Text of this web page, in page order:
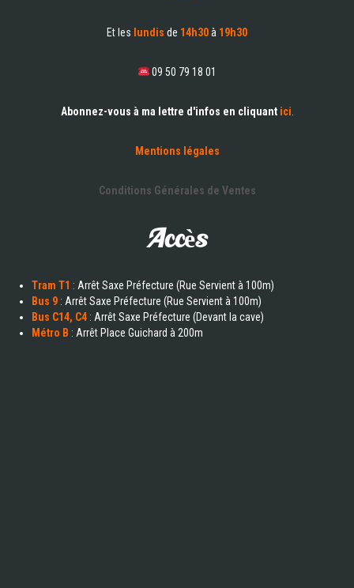
Et les lundis de 14h30à 19h30
09 50 79 18 01
Abonnez-vous à ma lettre d'infos en cliquant ici
Mentions légales
Conditions Générales de Ventes
Accès
Tram T1 : Arrêt Saxe Préfecture (Rue Servient à 100m)
Bus 9 : Arrêt Saxe Préfecture (Rue Servient à 100m)
Bus C14, C4 : Arrêt Saxe Préfecture (Devant la cave)
Métro B : Arrêt Place Guichard à 200m